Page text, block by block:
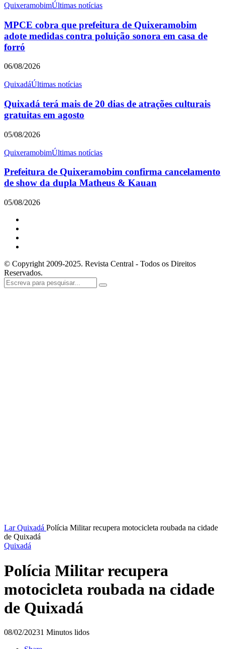
QuixeramobimÚltimas notícias
MPCE cobra que prefeitura de Quixeramobim
adote medidas contra poluição sonora em casa de
forró
06/08/2026
QuixadáÚltimas notícias
Quixadá terá mais de 20 dias de atrações culturais
gratuitas em agosto
05/08/2026
QuixeramobimÚltimas notícias
Prefeitura de Quixeramobim confirma cancelamento
de show da dupla Matheus & Kauan
05/08/2026
© Copyright 2009-2025. Revista Central - Todos os Direitos
Reservados.
LarQuixadá Polícia Militar recupera motocicleta roubada na cidade
de Quixadá
Quixadá
Polícia Militar recupera
motocicleta roubada na cidade
de Quixadá
08/02/20231 Minutos lidos